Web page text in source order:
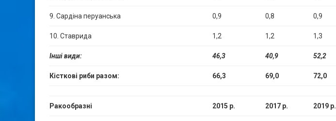
9. Сардіна перуанська 0,9 0,8 0,9
10. Ставрида 1,2 1,2 1,3
Інші види: 46,3 40,9 52,2
Кісткові риби разом: 66,3 69,0 72,0
Ракообразні 2015 р. 2017 р. 2019 р.